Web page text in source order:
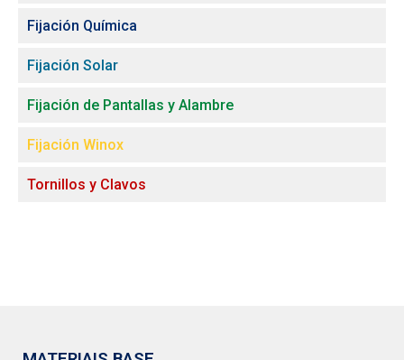
Fijación Química
Fijación Solar
Fijación de Pantallas y Alambre
Fijación Winox
Tornillos y Clavos